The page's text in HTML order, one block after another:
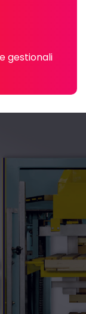
gestionali